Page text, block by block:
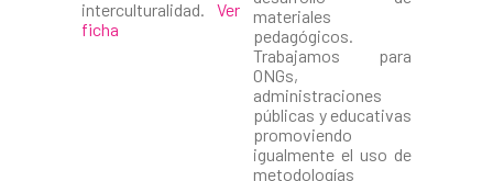
interculturalidad. Ver
ficha
materiales
pedagógicos.
Trabajamos para
ONGs,
administraciones
públicas y educativas
promoviendo
igualmente el uso de
metodologías